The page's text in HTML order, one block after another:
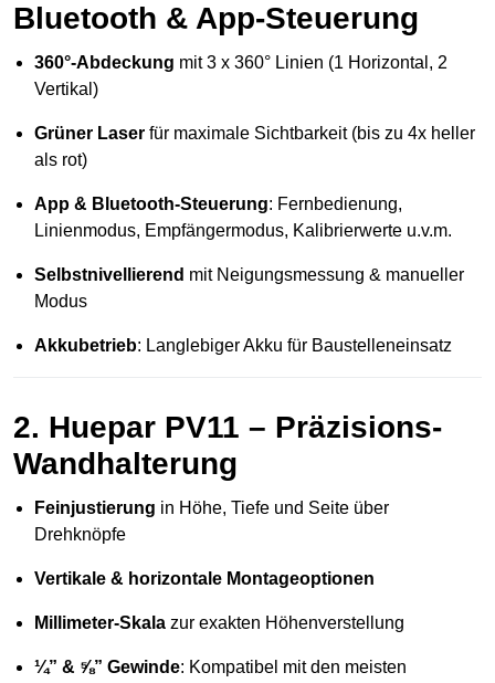
Bluetooth & App-Steuerung
360°-Abdeckung mit 3 x 360° Linien (1 Horizontal, 2
Vertikal)
Grüner Laser für maximale Sichtbarkeit (bis zu 4x heller
als rot)
App & Bluetooth-Steuerung: Fernbedienung,
Linienmodus, Empfängermodus, Kalibrierwerte u.v.m.
Selbstnivellierend mit Neigungsmessung & manueller
Modus
Akkubetrieb: Langlebiger Akku für Baustelleneinsatz
2. Huepar PV11 – Präzisions-
Wandhalterung
Feinjustierung in Höhe, Tiefe und Seite über
Drehknöpfe
Vertikale & horizontale Montageoptionen
Millimeter-Skala zur exakten Höhenverstellung
¼” & ⅝” Gewinde: Kompatibel mit den meisten